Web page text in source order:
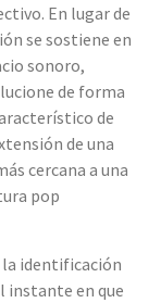
En lugar de
se sostiene en
sonoro,
de forma
de
de una
cercana a una
pop
la identificación
instante en que